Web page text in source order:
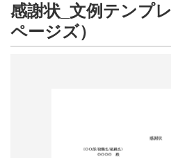
感謝状_文例テンプ
ページズ）